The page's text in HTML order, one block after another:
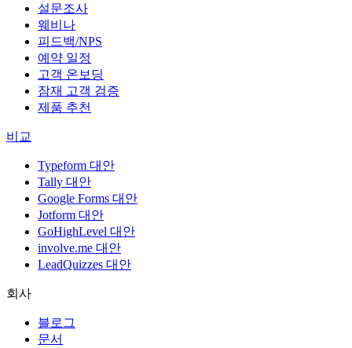
설문조사
웨비나
피드백/NPS
예약 일정
고객 온보딩
잠재 고객 검증
제품 추천
비교
Typeform 대안
Tally 대안
Google Forms 대안
Jotform 대안
GoHighLevel 대안
involve.me 대안
LeadQuizzes 대안
회사
블로그
문서